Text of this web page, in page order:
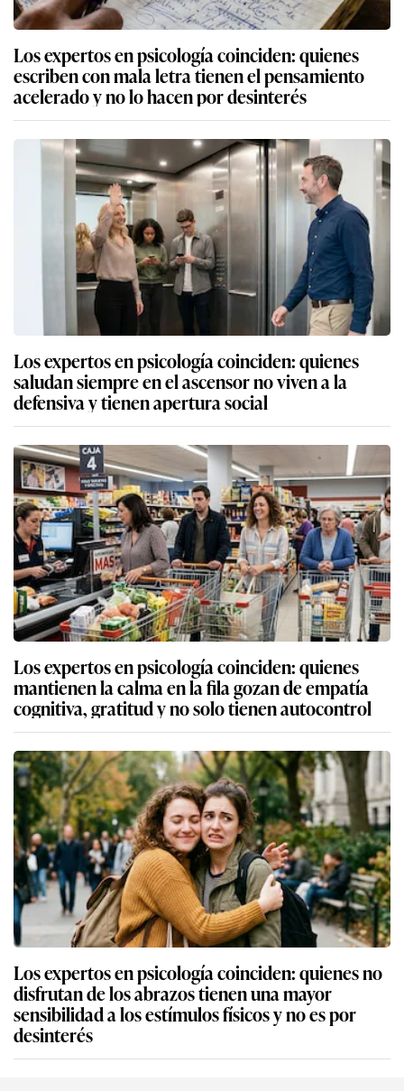
Los expertos en psicología coinciden: quienes
escriben con mala letra tienen el pensamiento
acelerado y no lo hacen por desinterés
Los expertos en psicología coinciden: quienes
saludan siempre en el ascensor no viven a la
defensiva y tienen apertura social
Los expertos en psicología coinciden: quienes
mantienen la calma en la fila gozan de empatía
cognitiva, gratitud y no solo tienen autocontrol
Los expertos en psicología coinciden: quienes no
disfrutan de los abrazos tienen una mayor
sensibilidad a los estímulos físicos y no es por
desinterés